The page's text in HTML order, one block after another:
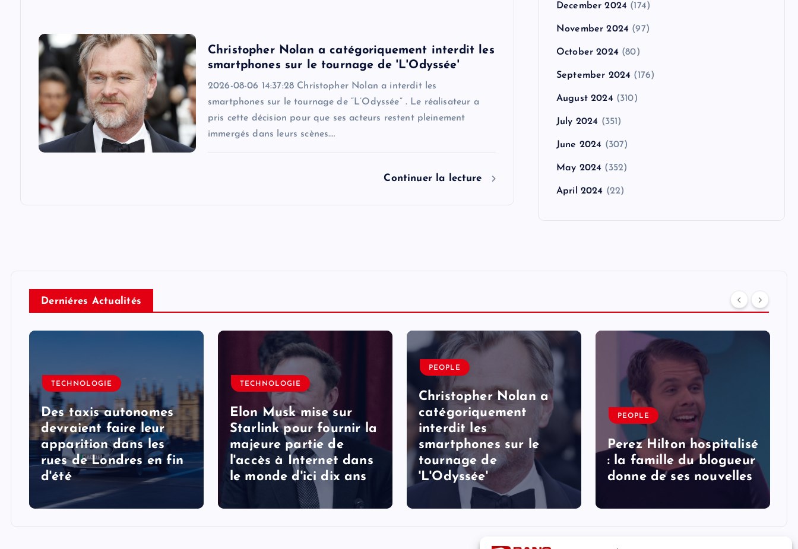
Christopher Nolan a catégoriquement interdit les
smartphones sur le tournage de 'L'Odyssée'
2026-08-06 14:37:28 Christopher Nolan a interdit les
smartphones sur le tournage de “L’Odyssée” . Le réalisateur a
pris cette décision pour que ses acteurs restent pleinement
immergés dans leurs scènes.…
Continuer la lecture
December 2024 (174)
November 2024 (97)
October 2024 (80)
September 2024 (176)
August 2024 (310)
July 2024 (351)
June 2024 (307)
May 2024 (352)
April 2024 (22)
Derniéres Actualités
TECHNOLOGIE
Des taxis autonomes
devraient faire leur
apparition dans les
rues de Londres en fin
d'été
TECHNOLOGIE
Elon Musk mise sur
Starlink pour fournir la
majeure partie de
l'accès à Internet dans
le monde d'ici dix ans
PEOPLE
Christopher Nolan a
catégoriquement
interdit les
smartphones sur le
tournage de
'L'Odyssée'
PEOPLE
Perez Hilton hospitalisé
: la famille du blogueur
donne de ses nouvelles